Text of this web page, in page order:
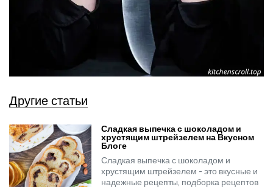
Другие статьи
Сладкая выпечка с шоколадом и
хрустящим штрейзелем на Вкусном
Блоге
Сладкая выпечка с шоколадом и
хрустящим штрейзелем - это вкусные и
надежные рецепты, подборка рецептов